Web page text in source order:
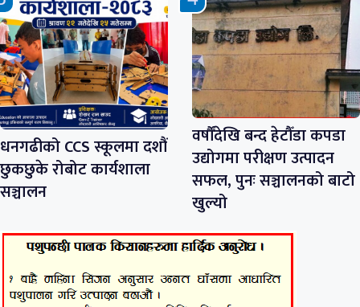
धनगढीको CCS स्कूलमा दशौं
छुकछुके रोबोट कार्यशाला
सञ्चालन
वर्षौँदेखि बन्द हेटौँडा कपडा
उद्योगमा परीक्षण उत्पादन
सफल, पुनः सञ्चालनको बाटो
खुल्यो